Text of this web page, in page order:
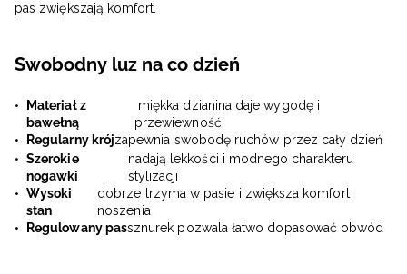
pas zwiększają komfort.
Swobodny luz na co dzień
Materiał z
bawełną
miękka dzianina daje wygodę i
przewiewność
Regularny krójzapewnia swobodę ruchów przez cały dzień
Szerokie
nogawki
nadają lekkości i modnego charakteru
stylizacji
Wysoki
stan
dobrze trzyma w pasie i zwiększa komfort
noszenia
Regulowany passznurek pozwala łatwo dopasować obwód